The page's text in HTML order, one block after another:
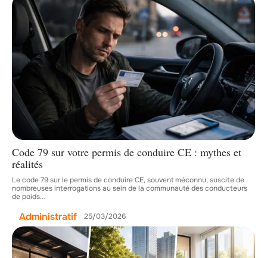
Code 79 sur votre permis de conduire CE : mythes et
réalités
Le code 79 sur le permis de conduire CE, souvent méconnu, suscite de
nombreuses interrogations au sein de la communauté des conducteurs
de poids…
Administratif 25/03/2026